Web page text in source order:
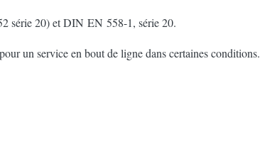
série 20) et DIN EN 558-1, série 20.
un service en bout de ligne dans certaines conditions.